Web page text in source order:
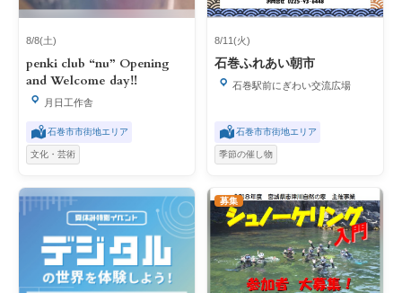
8/8(土)
penki club “nu” Opening
and Welcome day‼︎
月日工作舎
石巻市市街地エリア
文化・芸術
8/11(火)
石巻ふれあい朝市
石巻駅前にぎわい交流広場
石巻市市街地エリア
季節の催し物
募集